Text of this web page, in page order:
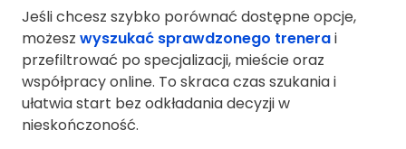
Jeśli chcesz szybko porównać dostępne opcje,
możesz wyszukać sprawdzonego trenerai
przefiltrować po specjalizacji, mieście oraz
współpracy online. To skraca czas szukania i
ułatwia start bez odkładania decyzji w
nieskończoność.